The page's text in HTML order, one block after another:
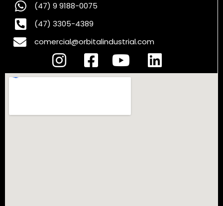
(47) 9 9188-0075
(47) 3305-4389
comercial@orbitalindustrial.com